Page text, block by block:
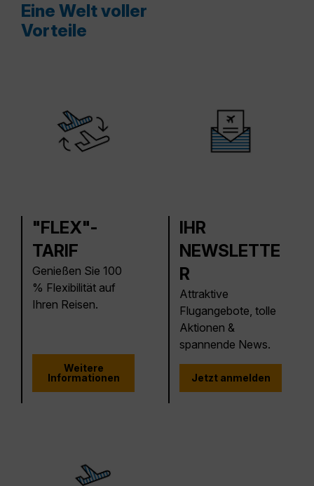
Eine Welt voller
Vorteile
"FLEX"-
TARIF
Genießen Sie 100
% Flexibilität auf
Ihren Reisen.
Weitere
Informationen
IHR
NEWSLETTE
R
Attraktive
Flugangebote, tolle
Aktionen &
spannende News.
Jetzt anmelden